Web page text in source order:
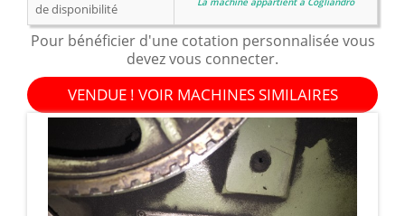
de disponibilité
Pour bénéficier d'une cotation personnalisée vous
devez vous connecter.
VENDUE ! VOIR MACHINES SIMILAIRES